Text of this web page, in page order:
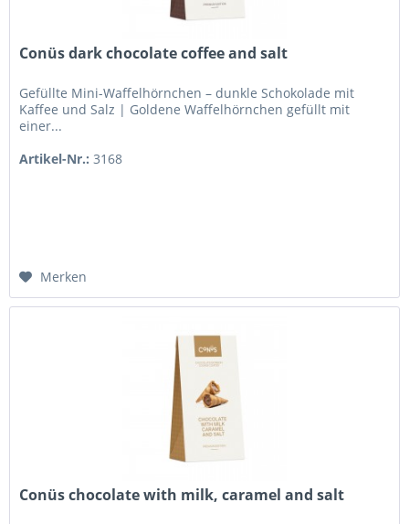
Conüs dark chocolate coffee and salt
Gefüllte Mini-Waffelhörnchen – dunkle Schokolade mit
Kaffee und Salz | Goldene Waffelhörnchen gefüllt mit
einer...
Artikel-Nr.: 3168
Merken
Conüs chocolate with milk, caramel and salt